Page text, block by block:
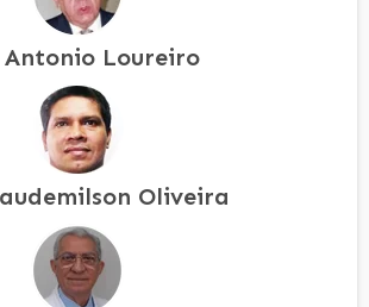
Antonio Loureiro
Oliveira